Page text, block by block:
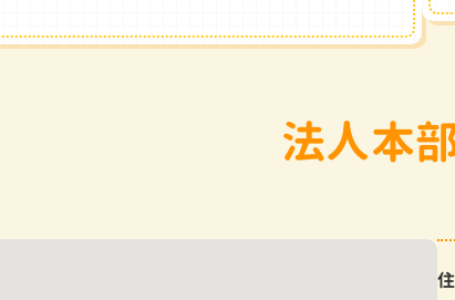
法人本